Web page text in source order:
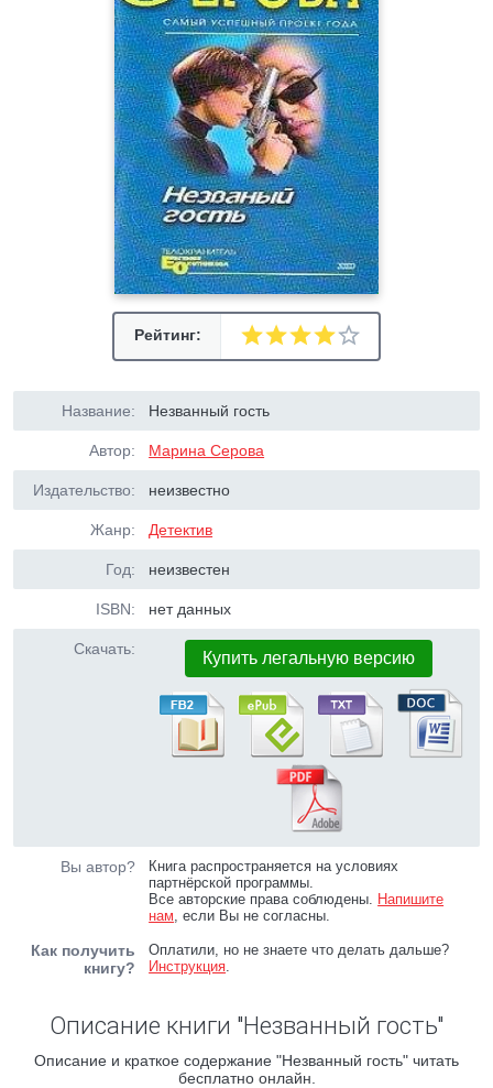
Рейтинг:
Название: Незванный гость
Автор: Марина Серова
Издательство: неизвестно
Жанр: Детектив
Год: неизвестен
ISBN: нет данных
Скачать: Купить легальную версию
Вы автор?
Книга распространяется на условиях
партнёрской программы.
Все авторские права соблюдены. Напишите
нам, если Вы не согласны.
Как получить
книгу?
Оплатили, но не знаете что делать дальше?
Инструкция.
Описание книги "Незванный гость"
Описание и краткое содержание "Незванный гость" читать
бесплатно онлайн.